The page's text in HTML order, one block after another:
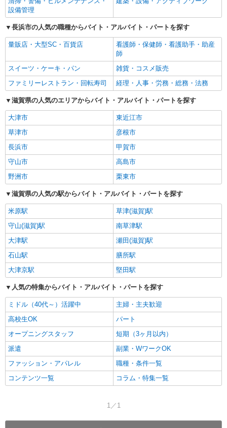
設備管理
長浜市の人気の職種からバイト・アルバイト・パートを探す
量販店・大型SC・百貨店
看護師・保健師・看護助手・助産
師
スイーツ・ケーキ・パン
雑貨・コスメ販売
ファミリーレストラン・回転寿司
経理・人事・労務・総務・法務
滋賀県の人気のエリアからバイト・アルバイト・パートを探す
大津市
東近江市
草津市
彦根市
長浜市
甲賀市
守山市
高島市
野洲市
栗東市
滋賀県の人気の駅からバイト・アルバイト・パートを探す
米原駅
草津(滋賀)駅
守山(滋賀)駅
南草津駅
大津駅
瀬田(滋賀)駅
石山駅
膳所駅
大津京駅
堅田駅
人気の特集からバイト・アルバイト・パートを探す
ミドル（40代～）活躍中
主婦・主夫歓迎
高校生OK
パート
オープニングスタッフ
短期（3ヶ月以内）
派遣
副業・WワークOK
ファッション・アパレル
職種・条件一覧
コンテンツ一覧
コラム・特集一覧
1／1